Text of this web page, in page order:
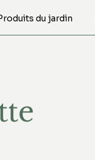
du jardin